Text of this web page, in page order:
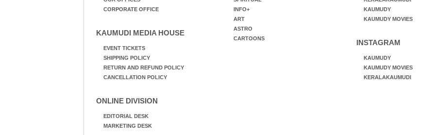
CORPORATE OFFICE
KAUMUDI MEDIA HOUSE
EVENT TICKETS
SHIPPING POLICY
RETURN AND REFUND POLICY
CANCELLATION POLICY
ONLINE DIVISION
EDITORIAL DESK
MARKETING DESK
INFO+
ART
ASTRO
CARTOONS
KAUMUDY
KAUMUDY MOVIES
INSTAGRAM
KAUMUDY
KAUMUDY MOVIES
KERALAKAUMUDI